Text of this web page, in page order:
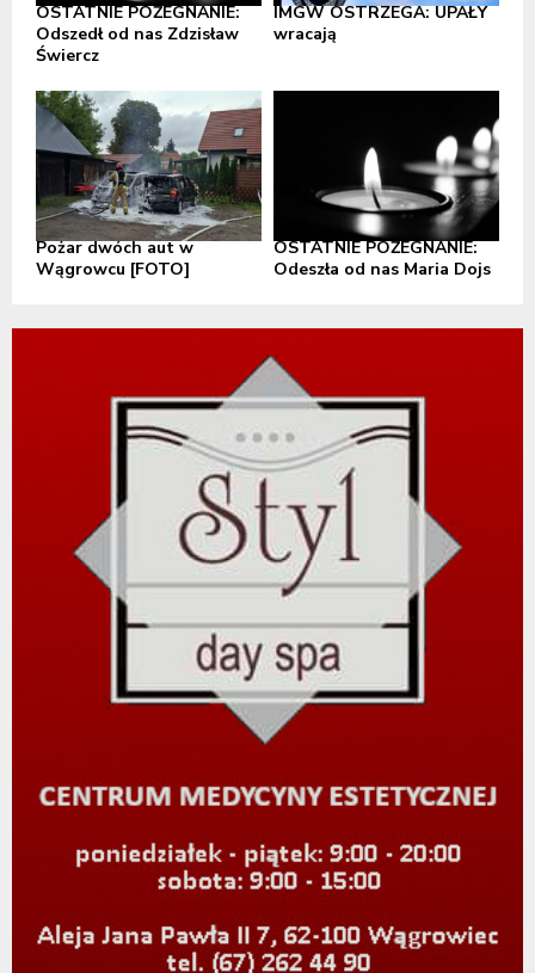
OSTATNIE POŻEGNANIE:
Odszedł od nas Zdzisław
Świercz
IMGW OSTRZEGA: UPAŁY
wracają
Pożar dwóch aut w
Wągrowcu [FOTO]
OSTATNIE POŻEGNANIE:
Odeszła od nas Maria Dojs